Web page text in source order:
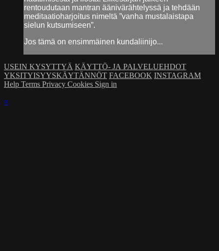
rentoudutaan mantran äänivärähtelyssä ja tehdään
meditaatioharjoitus nimeltä ”vanha mustalaistapa
sielun kutsumiseen”.
Jos tämä on ensimmäinen kundaliinijo...
USEIN KYSYTTYÄ KÄYTTÖ- JA PALVELUEHDOT
YKSITYISYYSKÄYTÄNNÖT FACEBOOK INSTAGRAM
Help Terms Privacy Cookies Sign in
×